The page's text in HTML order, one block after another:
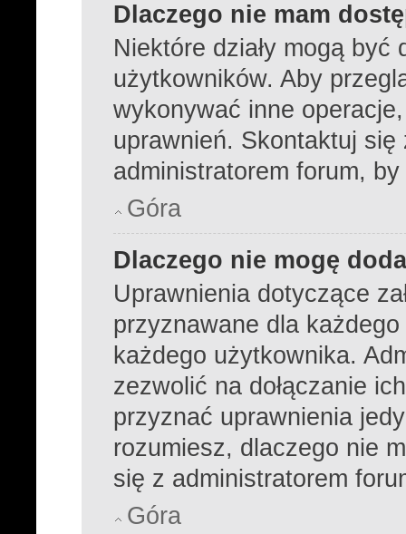
Dlaczego nie mam
Niektóre działy mogą
użytkowników. Aby
wykonywać inne
uprawnień. Skontaktuj się
administratorem forum,
Góra
Dlaczego nie mogę
Uprawnienia dotyczące
przyznawane dla
każdego użytkownika.
zezwolić na dołączanie
przyznać uprawnienia
rozumiesz, dlaczego nie
się z administratorem
Góra